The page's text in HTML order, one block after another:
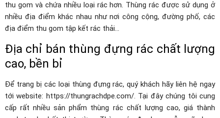
thu gom và chứa nhiều loại rác hơn. Thùng rác được sử dụng ở
nhiều địa điểm khác nhau như nơi công cộng, đường phố, các
địa điểm thu gom tập kết rác thải…
Địa chỉ bán thùng đựng rác chất lượng
cao, bền bỉ
Để trang bị các loại thùng đựng rác, quý khách hãy liên hệ ngay
tới website: https://thungrachdpe.com/. Tại đây chúng tôi cung
cấp rất nhiều sản phẩm thùng rác chất lượng cao, giá thành